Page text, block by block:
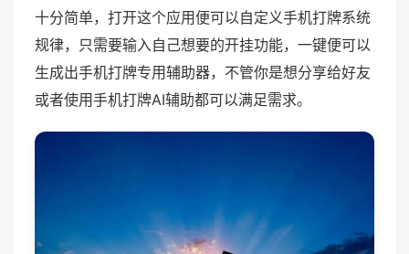
十分简单，打开这个应用便可以自定义手机打牌系统
规律，只需要输入自己想要的开挂功能，一键便可以
生成出手机打牌专用辅助器，不管你是想分享给好友
或者使用手机打牌AI辅助都可以满足需求。